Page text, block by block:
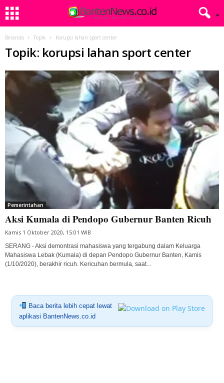
Beranda Topik Korupsi lahan sport center
Topik: korupsi lahan sport center
Pemerintahan
Aksi Kumala di Pendopo Gubernur Banten Ricuh
Kamis 1 Oktober 2020, 15:01 WIB
SERANG - Aksi demontrasi mahasiswa yang tergabung dalam Keluarga
Mahasiswa Lebak (Kumala) di depan Pendopo Gubernur Banten, Kamis
(1/10/2020), berakhir ricuh. Kericuhan bermula, saat...
Baca berita lebih cepat lewat
aplikasi BantenNews.co.id